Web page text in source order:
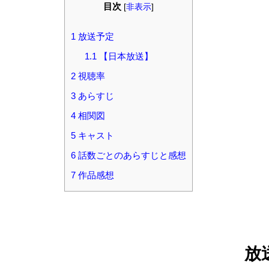
目次 [非表示]
1 放送予定
1.1 【日本放送】
2 視聴率
3 あらすじ
4 相関図
5 キャスト
6 話数ごとのあらすじと感想
7 作品感想